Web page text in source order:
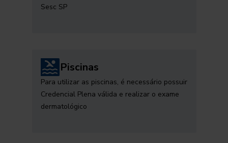
Sesc SP
Piscinas
Para utilizar as piscinas, é necessário possuir
Credencial Plena válida e realizar o exame
dermatológico